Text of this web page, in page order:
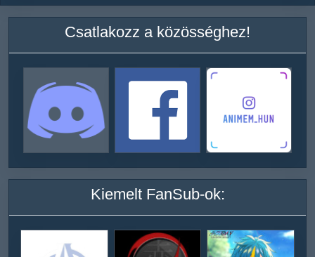
Csatlakozz a közösséghez!
Kiemelt FanSub-ok: